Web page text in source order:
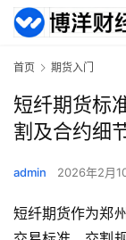
首页 期货入门
短纤期货标
割及合约细
admin 2026年2月
短纤期货作为郑